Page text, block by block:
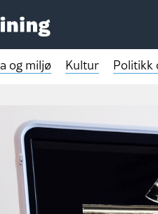
og miljø Kultur Politikk